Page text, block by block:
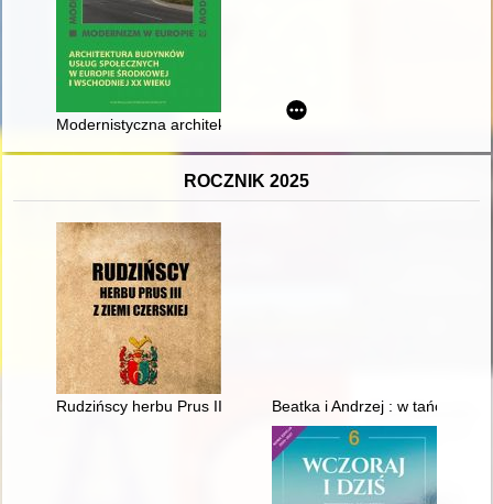
Modernistyczna architektura wypoczynkowa Zygmunta
ROCZNIK 2025
Rudzińscy herbu Prus III z ziemi ciechanowskiej w
Beatka i Andrzej : w tańcu